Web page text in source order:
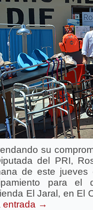
su
del PRI,
de este
para el
El Jaral, en El
entrada →